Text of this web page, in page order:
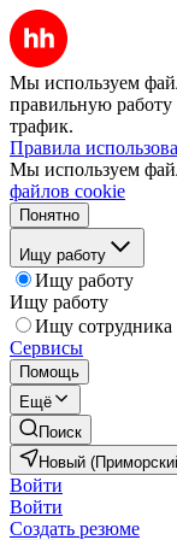
Мы используем
правильную работу
трафик.
Правила
Мы используем
файлов cookie
Понятно
Ищу работу
Ищу работу
Ищу работу
Ищу сотрудника
Сервисы
Помощь
Ещё
Поиск
Новый
Войти
Войти
Создать резюме